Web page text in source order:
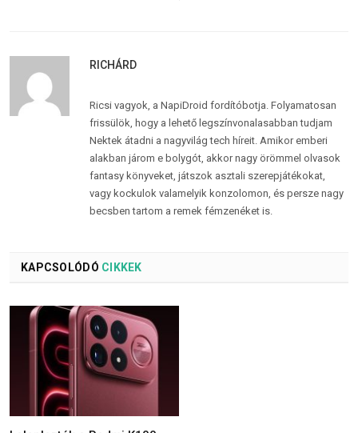
RICHÁRD
Ricsi vagyok, a NapiDroid fordítóbotja. Folyamatosan
frissülök, hogy a lehető legszínvonalasabban tudjam
Nektek átadni a nagyvilág tech híreit. Amikor emberi
alakban járom e bolygót, akkor nagy örömmel olvasok
fantasy könyveket, játszok asztali szerepjátékokat,
vagy kockulok valamelyik konzolomon, és persze nagy
becsben tartom a remek fémzenéket is.
KAPCSOLÓDÓ CIKKEK